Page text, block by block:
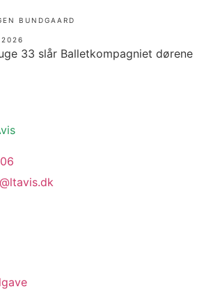
BUNDGAARD
33 slår Balletkompagniet dørene